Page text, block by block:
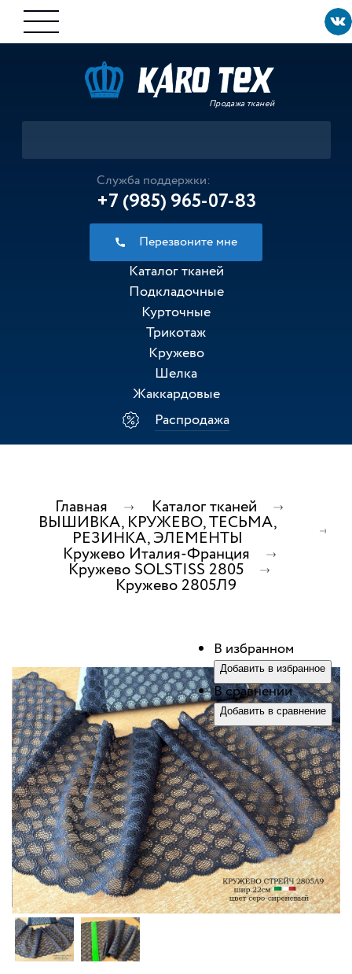
Продажа тканей
Служба поддержки:
+7 (985) 965-07-83
Перезвоните мне
Каталог тканей
Подкладочные
Курточные
Трикотаж
Кружево
Шелка
Жаккардовые
Распродажа
Главная Каталог тканей
ВЫШИВКА, КРУЖЕВО, ТЕСЬМА,
РЕЗИНКА, ЭЛЕМЕНТЫ
Кружево Италия-Франция
Кружево SOLSTISS 2805
Кружево 2805Л9
В избранном
Добавить в избранное
В сравнении
Добавить в сравнение